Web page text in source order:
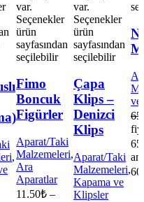
,
var.
Seçenekler
ürün
sayfasından
seçilebilir
Fimo
Boncuk
Figürler
Aparat/Taki
Malzemeleri,
Ara
Aparatlar
11.50₺ –
var.
Seçenekler
ürün
sayfasından
seçilebilir
Çapa
Klips –
Denizci
Klips
Aparat/Taki
Malzemeleri,
Kapama ve
Klipsler
ve